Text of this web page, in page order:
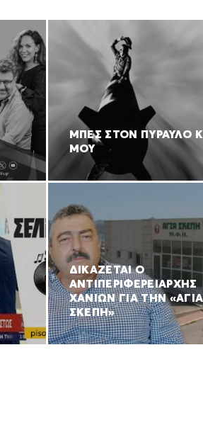
ΜΠΕΣ ΣΤΟΝ ΠΥΡΑΥΛΟ
ΜΟΥ
ΔΙΚΑΖΕΤΑΙ Ο
ΑΝΤΙΠΕΡΙΦΕΡΕΙΑΡΧΗΣ
ΧΑΝΙΩΝ ΓΙΑ ΤΗΝ «ΑΓΙΑ
ΣΚΕΠΗ»